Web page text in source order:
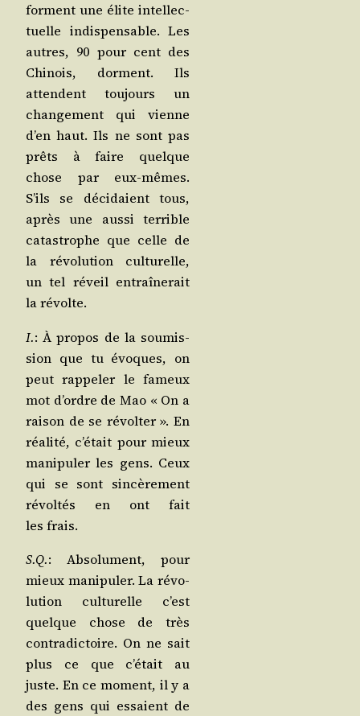
forment une élite intel­lec­
tuelle indis­pen­sable. Les
autres, 90 pour cent des
Chi­nois, dorment. Ils
attendent tou­jours un
chan­ge­ment qui vienne
d’en haut. Ils ne sont pas
prêts à faire quelque
chose par eux-mêmes.
S’ils se déci­daient tous,
après une aus­si ter­rible
catas­trophe que celle de
la révo­lu­tion cultu­relle,
un tel réveil entraî­ne­rait
la révolte.
I.: À pro­pos de la sou­mis­
sion que tu évoques, on
peut rap­pe­ler le fameux
mot d’ordre de Mao « On a
rai­son de se révol­ter ». En
réa­li­té, c’é­tait pour mieux
mani­pu­ler les gens. Ceux
qui se sont sin­cè­re­ment
révol­tés en ont fait
les frais.
S.Q.: Abso­lu­ment, pour
mieux mani­pu­ler. La révo­
lu­tion cultu­relle c’est
quelque chose de très
contra­dic­toire. On ne sait
plus ce que c’é­tait au
juste. En ce moment, il y a
des gens qui essaient de